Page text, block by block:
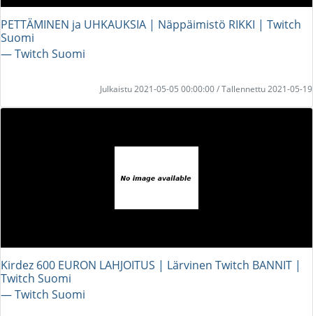
PETTÄMINEN ja UHKAUKSIA | Näppäimistö RIKKI | Twitch
Suomi
― Twitch Suomi
Julkaistu 2021-05-05 00:00:00 / Tallennettu 2021-05-19
Kirdez 600 EURON LAHJOITUS | Lärvinen Twitch BANNIT |
Twitch Suomi
― Twitch Suomi